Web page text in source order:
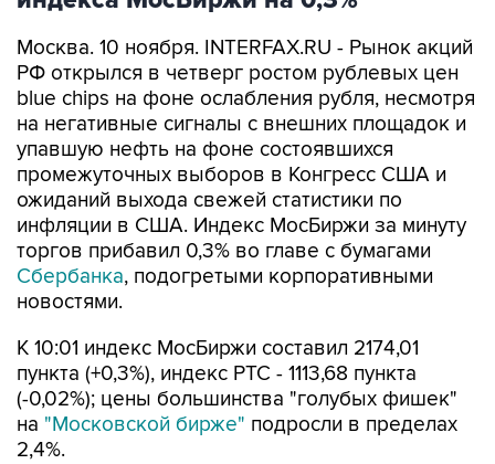
Москва. 10 ноября. INTERFAX.RU - Рынок акций
РФ открылся в четверг ростом рублевых цен
blue chips на фоне ослабления рубля, несмотря
на негативные сигналы с внешних площадок и
упавшую нефть на фоне состоявшихся
промежуточных выборов в Конгресс США и
ожиданий выхода свежей статистики по
инфляции в США. Индекс МосБиржи за минуту
торгов прибавил 0,3% во главе с бумагами
Сбербанка, подогретыми корпоративными
новостями.
К 10:01 индекс МосБиржи составил 2174,01
пункта (+0,3%), индекс РТС - 1113,68 пункта
(-0,02%); цены большинства "голубых фишек"
на "Московской бирже" подросли в пределах
2,4%.